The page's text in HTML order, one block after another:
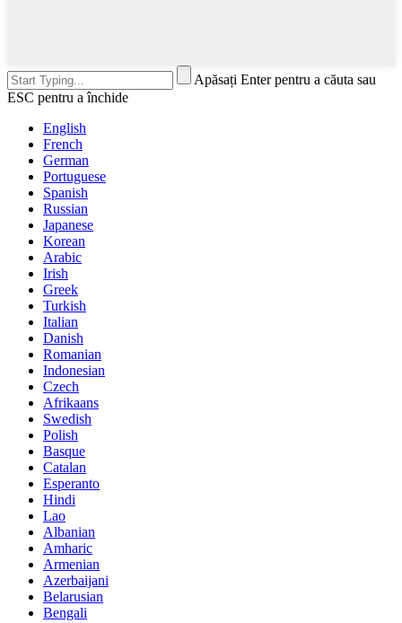
Apăsați Enter pentru a căuta sau
ESC pentru a închide
English
French
German
Portuguese
Spanish
Russian
Japanese
Korean
Arabic
Irish
Greek
Turkish
Italian
Danish
Romanian
Indonesian
Czech
Afrikaans
Swedish
Polish
Basque
Catalan
Esperanto
Hindi
Lao
Albanian
Amharic
Armenian
Azerbaijani
Belarusian
Bengali